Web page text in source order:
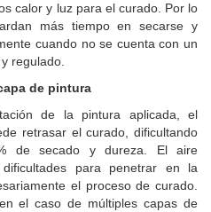
calor y luz para el curado. Por lo
más tiempo en secarse y
cuando no se cuenta con un
regulado.
de pintura
de la pintura aplicada, el
retrasar el curado, dificultando
de secado y dureza. El aire
para penetrar en la
el proceso de curado.
el caso de múltiples capas de